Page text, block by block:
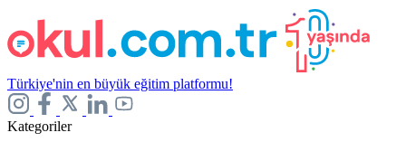
Türkiye'nin en büyük eğitim platformu!
Kategoriler